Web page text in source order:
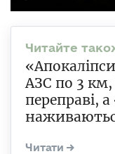
АЗС по 3 км,
переправі,